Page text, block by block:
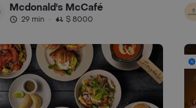
Mcdonald's McCafé
29 min · $ 8000